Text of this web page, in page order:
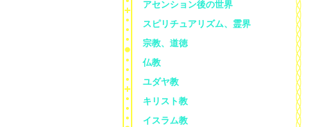
アセンション後の世界
スピリチュアリズム、霊界
宗教、道徳
仏教
ユダヤ教
キリスト教
イスラム教